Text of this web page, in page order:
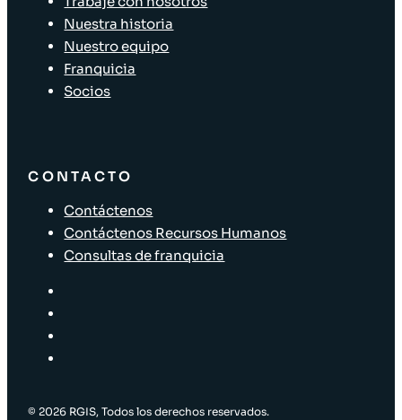
Nuestra historia
Nuestro equipo
Franquicia
Socios
CONTACTO
Contáctenos
Contáctenos Recursos Humanos
Consultas de franquicia
© 2026 RGIS, Todos los derechos reservados.